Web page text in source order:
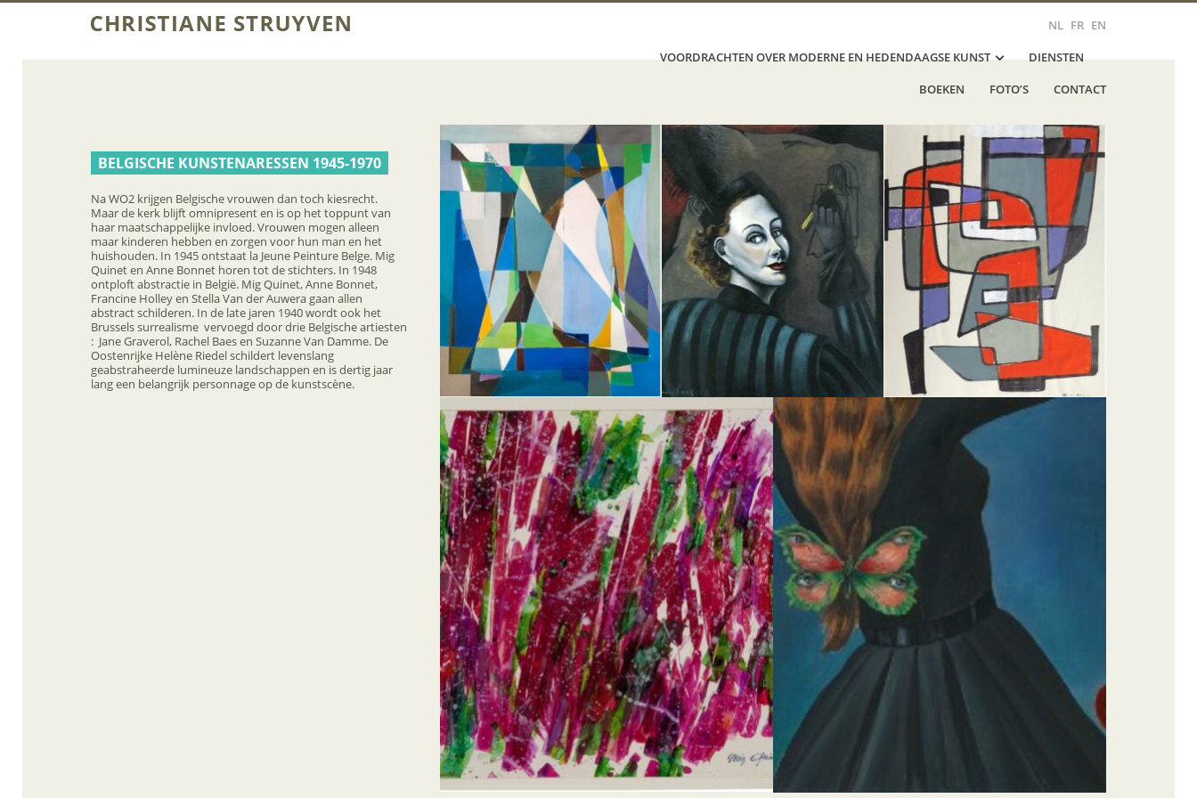
NL FR EN
VOORDRACHTEN OVER MODERNE EN HEDENDAAGSE KUNST
DIENSTEN
BOEKEN
FOTO’S CONTACT
BELGISCHE KUNSTENARESSEN 1945-1970
Na WO2 krijgen Belgische vrouwen dan toch kiesrecht.
Maar de kerk blijft omnipresent en is op het toppunt van
haar maatschappelijke invloed. Vrouwen mogen alleen
maar kinderen hebben en zorgen voor hun man en het
huishouden. In 1945 ontstaat la Jeune Peinture Belge. Mig
Quinet en Anne Bonnet horen tot de stichters. In 1948
ontploft abstractie in België. Mig Quinet, Anne Bonnet,
Francine Holley en Stella Van der Auwera gaan allen
abstract schilderen. In de late jaren 1940 wordt ook het
Brussels surrealisme vervoegd door drie Belgische artiesten
: Jane Graverol, Rachel Baes en Suzanne Van Damme. De
Oostenrijke Helène Riedel schildert levenslang
geabstraheerde lumineuze landschappen en is dertig jaar
lang een belangrijk personnage op de kunstscène.